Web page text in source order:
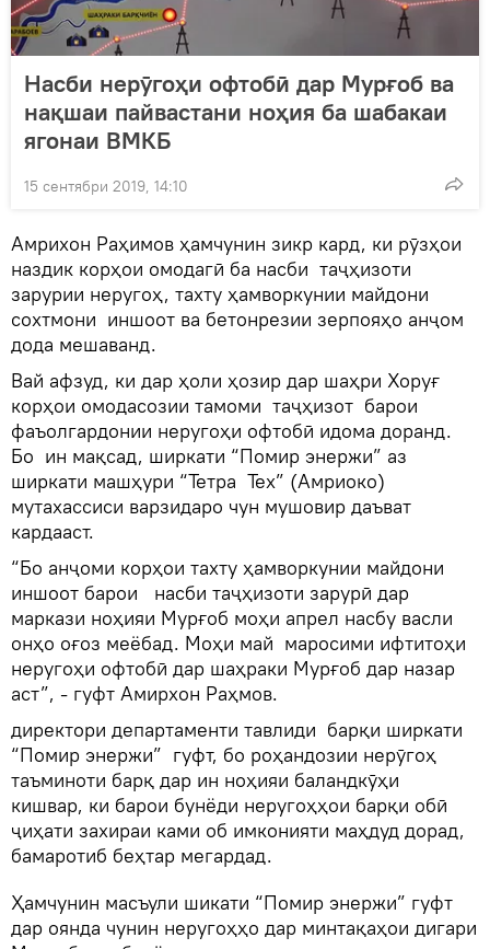
Насби нерӯгоҳи офтобӣ дар Мурғоб ва
нақшаи пайвастани ноҳия ба шабакаи
ягонаи ВМКБ
15 сентябри 2019, 14:10
Амрихон Раҳимов ҳамчунин зикр кард, ки рӯзҳои
наздик корҳои омодагӣ ба насби таҷҳизоти
зарурии неругоҳ, тахту ҳамворкунии майдони
сохтмони иншоот ва бетонрезии зерпояҳо анҷом
дода мешаванд.
Вай афзуд, ки дар ҳоли ҳозир дар шаҳри Хоруғ
корҳои омодасозии тамоми таҷҳизот барои
фаъолгардонии неругоҳи офтобӣ идома доранд.
Бо ин мақсад, ширкати “Помир энержи” аз
ширкати машҳури “Тетра Тех” (Амриоко)
мутахассиси варзидаро чун мушовир даъват
кардааст.
“Бо анҷоми корҳои тахту ҳамворкунии майдони
иншоот барои насби таҷҳизоти зарурӣ дар
маркази ноҳияи Мурғоб моҳи апрел насбу васли
онҳо оғоз меёбад. Моҳи май маросими ифтитоҳи
неругоҳи офтобӣ дар шаҳраки Мурғоб дар назар
аст”, - гуфт Амирхон Раҳмов.
директори департаменти тавлиди барқи ширкати
“Помир энержи” гуфт, бо роҳандозии нерӯгоҳ
таъминоти барқ дар ин ноҳияи баландкӯҳи
кишвар, ки барои бунёди неругоҳҳои барқи обӣ
ҷиҳати захираи ками об имконияти маҳдуд дорад,
бамаротиб беҳтар мегардад.
Ҳамчунин масъули шикати “Помир энержи” гуфт
дар оянда чунин неругоҳҳо дар минтақаҳои дигари